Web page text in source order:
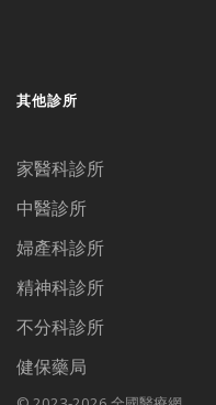
其他診所
家醫科診所
中醫診所
婦產科診所
精神科診所
不分科診所
健保藥局